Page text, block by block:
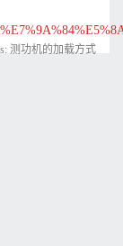
测功机的加载方式